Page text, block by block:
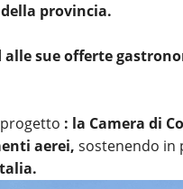
provincia.
sue offerte
: la Camera di
aerei, sostenendo in